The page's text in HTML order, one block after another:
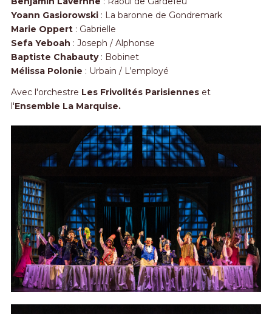
Yoann Gasiorowski: La baronne de Gondremark
Marie Oppert: Gabrielle
Sefa Yeboah : Joseph / Alphonse
Baptiste Chabauty: Bobinet
Mélissa Polonie : Urbain / L’employé
Avec l'orchestre Les Frivolités Parisiennes et
l'Ensemble La Marquise.